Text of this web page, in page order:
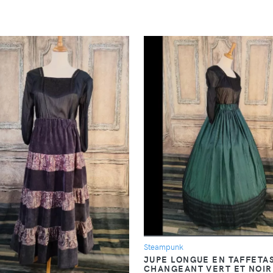
DÉTAIL
DÉTAIL
Steampunk
JUPE LONGUE EN
CHANGEANT VERT ET NOIR